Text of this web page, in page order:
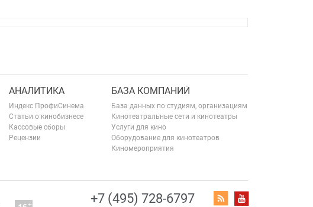
АНАЛИТИКА
Индекс ПрофиСинема
Статьи о кинобизнесе
Кассовые сборы
Рецензии
БАЗА КОМПАНИЙ
База данных по студиям, организациям
Кинотеатральные сети и кинотеатры
Услуги для кино
Оборудование для кинотеатров
Киномероприятия
+7 (495) 728-6797